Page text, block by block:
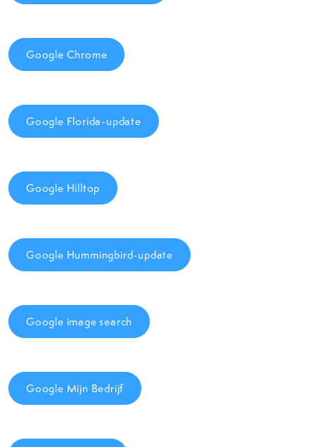
Google Chrome
Google Florida-update
Google Hilltop
Google Hummingbird-update
Google image search
Google Mijn Bedrijf